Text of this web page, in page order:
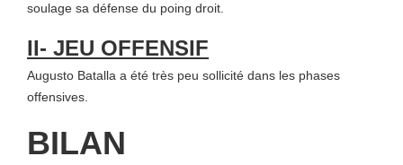
soulage sa défense du poing droit.
II- JEU OFFENSIF
Augusto Batalla a été très peu sollicité dans les phases
offensives.
BILAN